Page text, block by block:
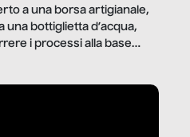
a una borsa artigianale,
bottiglietta d’acqua,
i processi alla base
fanno la nostra vita